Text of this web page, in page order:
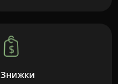
Знижки